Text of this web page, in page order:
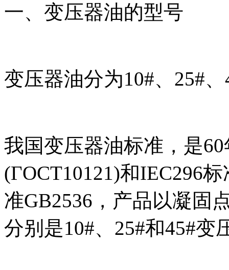
一、变压器油的型号
变压器油分为10#、25#
我国变压器油标准，是
(ΓΟСТ10121)和IEC296
准GB2536，产品以凝固
分别是10#、25#和45#变